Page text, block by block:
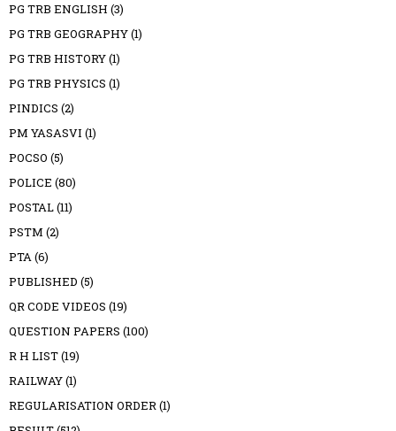
PG TRB ENGLISH (3)
PG TRB GEOGRAPHY(1)
PG TRB HISTORY(1)
PG TRB PHYSICS (1)
PINDICS (2)
PM YASASVI (1)
POCSO (5)
POLICE (80)
POSTAL(11)
PSTM (2)
PTA(6)
PUBLISHED (5)
QR CODE VIDEOS (19)
QUESTION PAPERS (100)
R H LIST(19)
RAILWAY(1)
REGULARISATION ORDER(1)